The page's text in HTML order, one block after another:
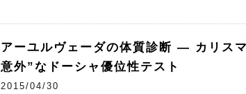
アーユルヴェーダの体質診断 ― カリス
意外”なドーシャ優位性テスト
2015/04/30